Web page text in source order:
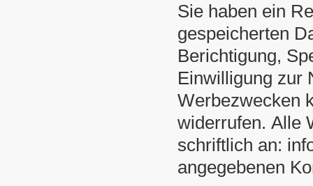
Sie haben ein
gespeicherten
Berichtigung,
Einwilligung zur
Werbezwecken
widerrufen. Alle
schriftlich an:
angegebenen